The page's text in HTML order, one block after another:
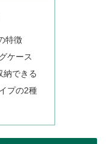
特徴
ケース
納できる
プの2種